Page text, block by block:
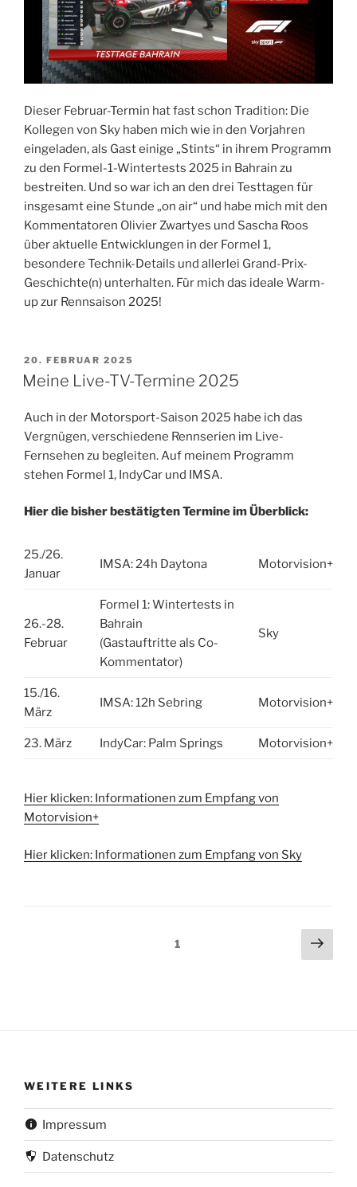
Dieser Februar-Termin hat fast schon Tradition: Die
Kollegen von Sky haben mich wie in den Vorjahren
eingeladen, als Gast einige „Stints“ in ihrem Programm
zu den Formel-1-Wintertests 2025 in Bahrain zu
bestreiten. Und so war ich an den drei Testtagen für
insgesamt eine Stunde „on air“ und habe mich mit den
Kommentatoren Olivier Zwartyes und Sascha Roos
über aktuelle Entwicklungen in der Formel 1,
besondere Technik-Details und allerlei Grand-Prix-
Geschichte(n) unterhalten. Für mich das ideale Warm-
up zur Rennsaison 2025!
VERÖFFENTLICHT
AM
20. FEBRUAR 2025
Meine Live-TV-Termine 2025
Auch in der Motorsport-Saison 2025 habe ich das
Vergnügen, verschiedene Rennserien im Live-
Fernsehen zu begleiten. Auf meinem Programm
stehen Formel 1, IndyCar und IMSA.
Hier die bisher bestätigten Termine im Überblick:
25./26.
Januar
IMSA: 24h Daytona Motorvision+
26.-28.
Februar
Formel 1: Wintertests in
Bahrain
(Gastauftritte als Co-
Kommentator)
Sky
15./16.
März
IMSA: 12h Sebring Motorvision+
23. März IndyCar: Palm Springs Motorvision+
Hier klicken: Informationen zum Empfang von
Motorvision+
Hier klicken: Informationen zum Empfang von Sky
Seite1
WEITERE LINKS
Impressum
Datenschutz